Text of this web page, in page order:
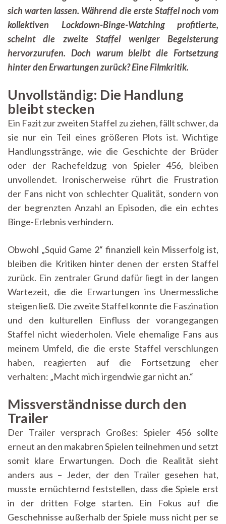
Realität
sich warten lassen. Während die erste Staffel noch vom
kollektiven Lockdown-Binge-Watching profitierte,
scheint die zweite Staffel weniger Begeisterung
hervorzurufen. Doch warum bleibt die Fortsetzung
hinter den Erwartungen zurück? Eine Filmkritik.
Unvollständig: Die Handlung
bleibt stecken
Ein Fazit zur zweiten Staffel zu ziehen, fällt schwer, da
sie nur ein Teil eines größeren Plots ist. Wichtige
Handlungsstränge, wie die Geschichte der Brüder
oder der Rachefeldzug von Spieler 456, bleiben
unvollendet. Ironischerweise rührt die Frustration
der Fans nicht von schlechter Qualität, sondern von
der begrenzten Anzahl an Episoden, die ein echtes
Binge-Erlebnis verhindern.
Obwohl „Squid Game 2“ finanziell kein Misserfolg ist,
bleiben die Kritiken hinter denen der ersten Staffel
zurück. Ein zentraler Grund dafür liegt in der langen
Wartezeit, die die Erwartungen ins Unermessliche
steigen ließ. Die zweite Staffel konnte die Faszination
und den kulturellen Einfluss der vorangegangen
Staffel nicht wiederholen. Viele ehemalige Fans aus
meinem Umfeld, die die erste Staffel verschlungen
haben, reagierten auf die Fortsetzung eher
verhalten: „Macht mich irgendwie gar nicht an.“
Missverständnisse durch den
Trailer
Der Trailer versprach Großes: Spieler 456 sollte
erneut an den makabren Spielen teilnehmen und setzt
somit klare Erwartungen. Doch die Realität sieht
anders aus – Jeder, der den Trailer gesehen hat,
musste ernüchternd feststellen, dass die Spiele erst
in der dritten Folge starten. Ein Fokus auf die
Geschehnisse außerhalb der Spiele muss nicht per se